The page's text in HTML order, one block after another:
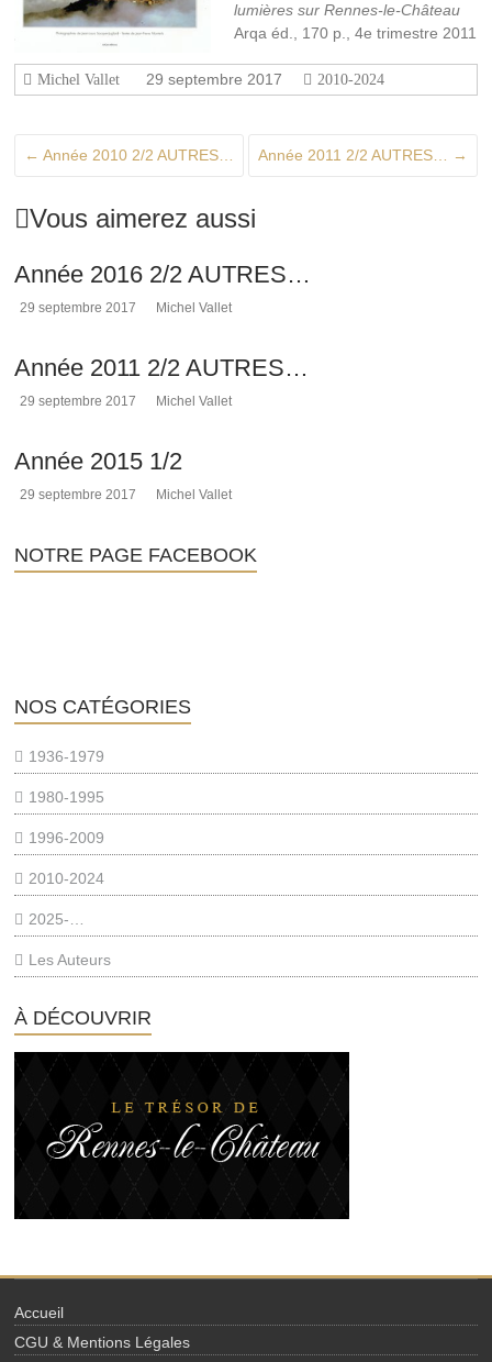
lumières sur Rennes-le-Château
Arqa éd., 170 p., 4e trimestre 2011
Michel Vallet 29 septembre 2017 2010-2024
← Année 2010 2/2 AUTRES… Année 2011 2/2 AUTRES… →
Vous aimerez aussi
Année 2016 2/2 AUTRES…
29 septembre 2017 Michel Vallet
Année 2011 2/2 AUTRES…
29 septembre 2017 Michel Vallet
Année 2015 1/2
29 septembre 2017 Michel Vallet
NOTRE PAGE FACEBOOK
NOS CATÉGORIES
1936-1979
1980-1995
1996-2009
2010-2024
2025-…
Les Auteurs
À DÉCOUVRIR
Accueil
CGU & Mentions Légales